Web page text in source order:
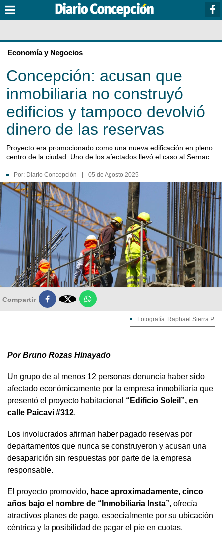
Economía y Negocios
Concepción: acusan que
inmobiliaria no construyó
edificios y tampoco devolvió
dinero de las reservas
Proyecto era promocionado como una nueva edificación en pleno
centro de la ciudad. Uno de los afectados llevó el caso al Sernac.
Por: Diario Concepción 05 de Agosto 2025
Compartir 
Fotografía: Raphael Sierra P.
Por Bruno Rozas Hinayado
Un grupo de al menos 12 personas denuncia haber sido
afectado económicamente por la empresa inmobiliaria que
presentó el proyecto habitacional “Edificio Soleil”, en
calle Paicaví #312.
Los involucrados afirman haber pagado reservas por
departamentos que nunca se construyeron y acusan una
desaparición sin respuestas por parte de la empresa
responsable.
El proyecto promovido, hace aproximadamente, cinco
años bajo el nombre de “Inmobiliaria Insta”, ofrecía
atractivos planes de pago, especialmente por su ubicación
céntrica y la posibilidad de pagar el pie en cuotas.